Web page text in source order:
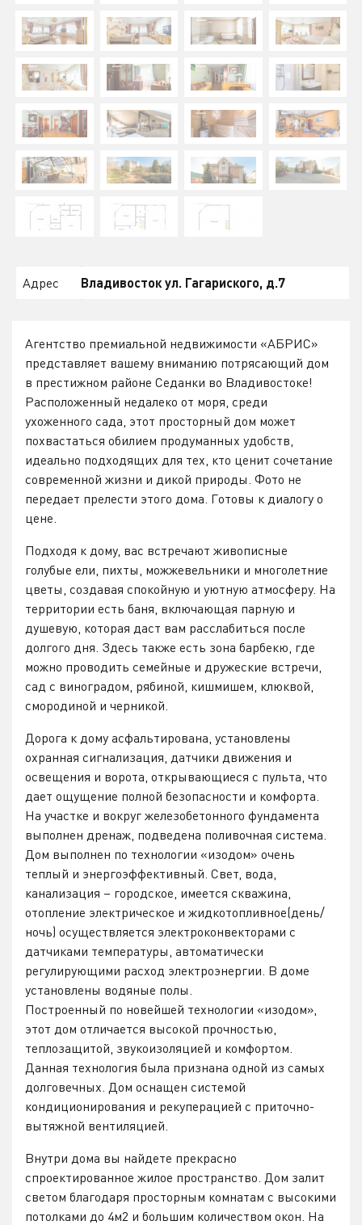
Адрес Владивосток ул. Гагариского, д.7
Агентство премиальной недвижимости «АБРИС»
представляет вашему вниманию потрясающий дом
в престижном районе Седанки во Владивостоке!
Расположенный недалеко от моря, среди
ухоженного сада, этот просторный дом может
похвастаться обилием продуманных удобств,
идеально подходящих для тех, кто ценит сочетание
современной жизни и дикой природы. Фото не
передает прелести этого дома. Готовы к диалогу о
цене.
Подходя к дому, вас встречают живописные
голубые ели, пихты, можжевельники и многолетние
цветы, создавая спокойную и уютную атмосферу. На
территории есть баня, включающая парную и
душевую, которая даст вам расслабиться после
долгого дня. Здесь также есть зона барбекю, где
можно проводить семейные и дружеские встречи,
сад с виноградом, рябиной, кишмишем, клюквой,
смородиной и черникой.
Дорога к дому асфальтирована, установлены
охранная сигнализация, датчики движения и
освещения и ворота, открывающиеся с пульта, что
дает ощущение полной безопасности и комфорта.
На участке и вокруг железобетонного фундамента
выполнен дренаж, подведена поливочная система.
Дом выполнен по технологии «изодом» очень
теплый и энергоэффективный. Свет, вода,
канализация – городское, имеется скважина,
отопление электрическое и жидкотопливное(день/
ночь) осуществляется электроконвекторами с
датчиками температуры, автоматически
регулирующими расход электроэнергии. В доме
установлены водяные полы.
Построенный по новейшей технологии «изодом»,
этот дом отличается высокой прочностью,
теплозащитой, звукоизоляцией и комфортом.
Данная технология была признана одной из самых
долговечных. Дом оснащен системой
кондиционирования и рекуперацией с приточно-
вытяжной вентиляцией.
Внутри дома вы найдете прекрасно
спроектированное жилое пространство. Дом залит
светом благодаря просторным комнатам с высокими
потолками до 4м2 и большим количеством окон. На